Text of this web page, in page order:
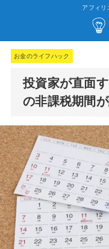
アフィリ
お金のライフハック
投資家が直面
の非課税期間